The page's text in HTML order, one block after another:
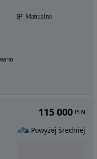
Manualna
115 000 PLN
Powyżej średniej